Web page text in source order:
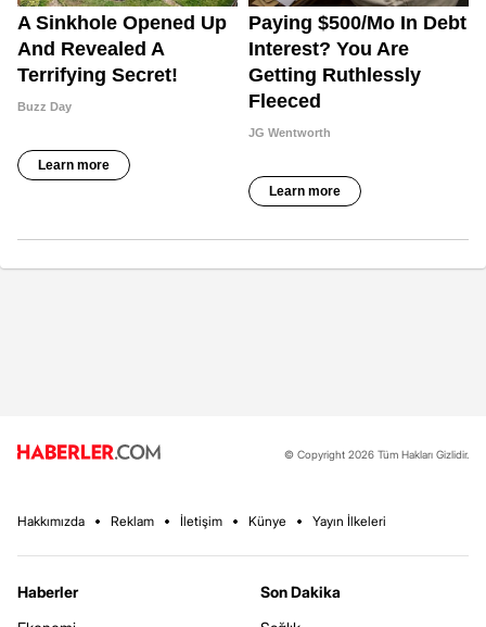
© Copyright 2026 Tüm Hakları Gizlidir.
Hakkımızda Reklam İletişim Künye Yayın İlkeleri
Haberler
Son Dakika